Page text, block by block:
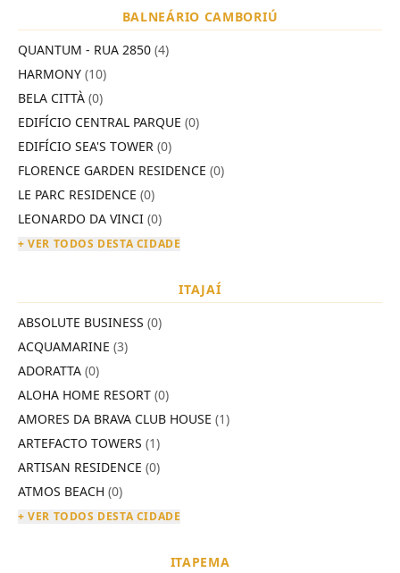
BALNEÁRIO CAMBORIÚ
QUANTUM - RUA 2850 (4)
HARMONY (10)
BELA CITTÀ (0)
EDIFÍCIO CENTRAL PARQUE (0)
EDIFÍCIO SEA'S TOWER (0)
FLORENCE GARDEN RESIDENCE (0)
LE PARC RESIDENCE (0)
LEONARDO DA VINCI (0)
+ VER TODOS DESTA CIDADE
ITAJAÍ
ABSOLUTE BUSINESS (0)
ACQUAMARINE (3)
ADORATTA (0)
ALOHA HOME RESORT (0)
AMORES DA BRAVA CLUB HOUSE (1)
ARTEFACTO TOWERS (1)
ARTISAN RESIDENCE (0)
ATMOS BEACH (0)
+ VER TODOS DESTA CIDADE
ITAPEMA